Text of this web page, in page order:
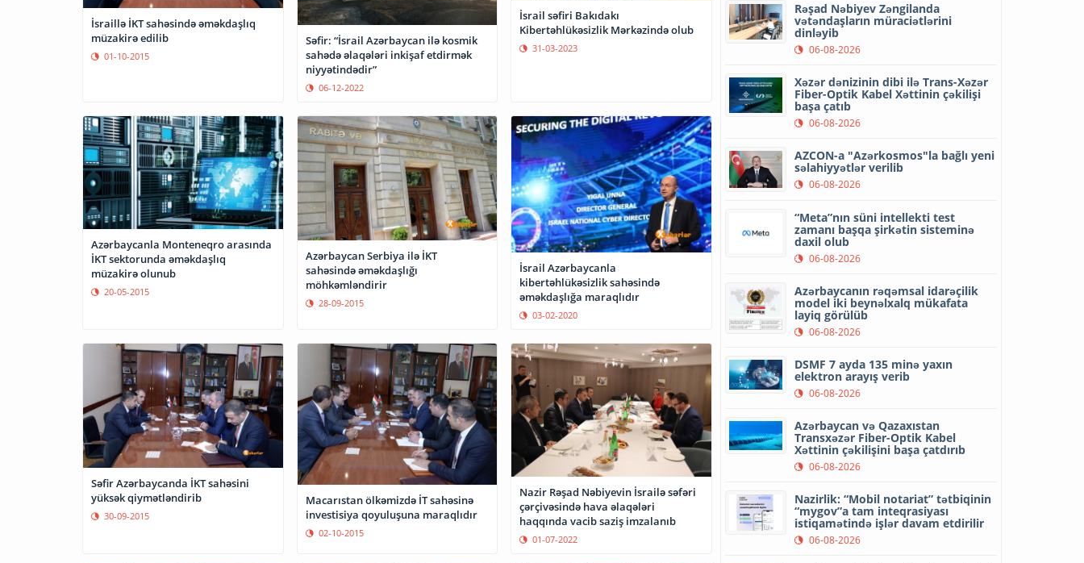
İsraillə İKT sahəsində əməkdaşlıq
müzakirə edilib
01-10-2015
Səfir: “İsrail Azərbaycan ilə kosmik
sahədə əlaqələri inkişaf etdirmək
niyyətindədir”
06-12-2022
İsrail səfiri Bakıdakı
Kibertəhlükəsizlik Mərkəzində olub
31-03-2023
Azərbaycanla Monteneqro arasında
İKT sektorunda əməkdaşlıq
müzakirə olunub
20-05-2015
Azərbaycan Serbiya ilə İKT
sahəsində əməkdaşlığı
möhkəmləndirir
28-09-2015
İsrail Azərbaycanla
kibertəhlükəsizlik sahəsində
əməkdaşlığa maraqlıdır
03-02-2020
Səfir Azərbaycanda İKT sahəsini
yüksək qiymətləndirib
30-09-2015
Macarıstan ölkəmizdə İT sahəsinə
investisiya qoyuluşuna maraqlıdır
02-10-2015
Nazir Rəşad Nəbiyevin İsrailə səfəri
çərçivəsində hava əlaqələri
haqqında vacib saziş imzalanıb
01-07-2022
Rəşad Nəbiyev Zəngilanda
vətəndaşların müraciətlərini
dinləyib
06-08-2026
Xəzər dənizinin dibi ilə Trans-Xəzər
Fiber-Optik Kabel Xəttinin çəkilişi
başa çatıb
06-08-2026
AZCON-a "Azərkosmos"la bağlı yeni
səlahiyyətlər verilib
06-08-2026
“Meta”nın süni intellekti test
zamanı başqa şirkətin sisteminə
daxil olub
06-08-2026
Azərbaycanın rəqəmsal idarəçilik
model iki beynəlxalq mükafata
layiq görülüb
06-08-2026
DSMF 7 ayda 135 minə yaxın
elektron arayış verib
06-08-2026
Azərbaycan və Qazaxıstan
Transxəzər Fiber-Optik Kabel
Xəttinin çəkilişini başa çatdırıb
06-08-2026
Nazirlik: “Mobil notariat” tətbiqinin
“mygov”a tam inteqrasiyası
istiqamətində işlər davam etdirilir
06-08-2026